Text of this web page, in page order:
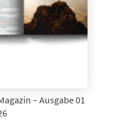
– Ausgabe 01